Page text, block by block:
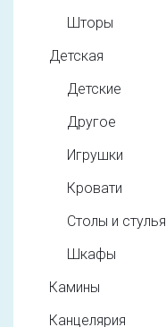
Шторы
Детская
Детские
Другое
Игрушки
Кровати
Столы и стулья
Шкафы
Камины
Канцелярия